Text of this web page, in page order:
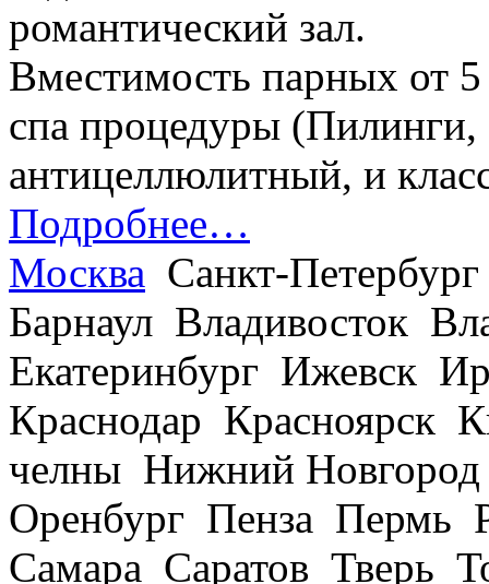
романтический зал.
Вместимость парных от
спа процедуры (Пилинги,
антицеллюлитный, и
Подробнее…
Москва Санкт-
Барнаул Владивосток
Екатеринбург Ижевск
Краснодар Красноярск
челны Нижний
Оренбург Пенза Пермь
Самара Саратов Тверь